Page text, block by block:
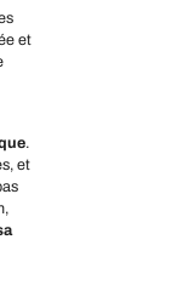
et
.
et